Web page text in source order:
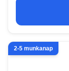
2-5 munkanap